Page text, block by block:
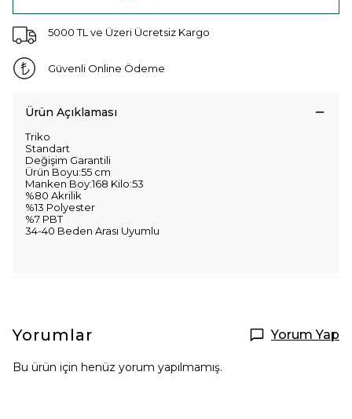
5000 TL ve Üzeri Ücretsiz Kargo
Güvenli Online Ödeme
Ürün Açıklaması
Triko
Standart
Değişim Garantili
Ürün Boyu:55 cm
Manken Boy:168 Kilo:53
%80 Akrilik
%13 Polyester
%7 PBT
34-40 Beden Arası Uyumlu
Yorumlar Yorum Yap
Bu ürün için henüz yorum yapılmamış.